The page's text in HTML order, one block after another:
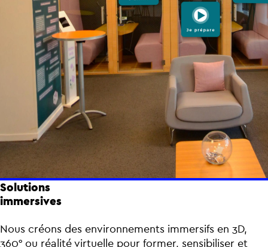
Solutions
immersives
Nous créons des environnements immersifs en 3D,
360° ou réalité virtuelle pour former, sensibiliser et